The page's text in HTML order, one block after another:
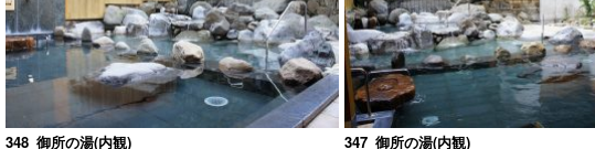
348_御所の湯(内観) 347_御所の湯(内観)